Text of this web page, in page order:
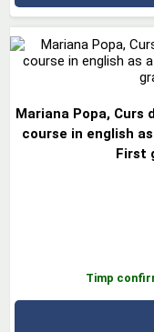
Mariana Popa, Curs
course in english
First
Timp